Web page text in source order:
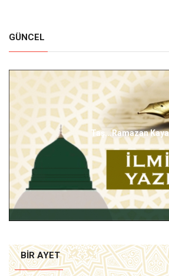
GÜNCEL
Taş...Ramazan
BIR AYET